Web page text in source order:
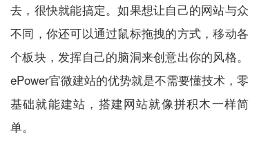
去，很快就能搞定。如果想让自己的网站与众
不同，你还可以通过鼠标拖拽的方式，移动各
个板块，发挥自己的脑洞来创意出你的风格。
ePower官微建站的优势就是不需要懂技术，零
基础就能建站，搭建网站就像拼积木一样简
单。